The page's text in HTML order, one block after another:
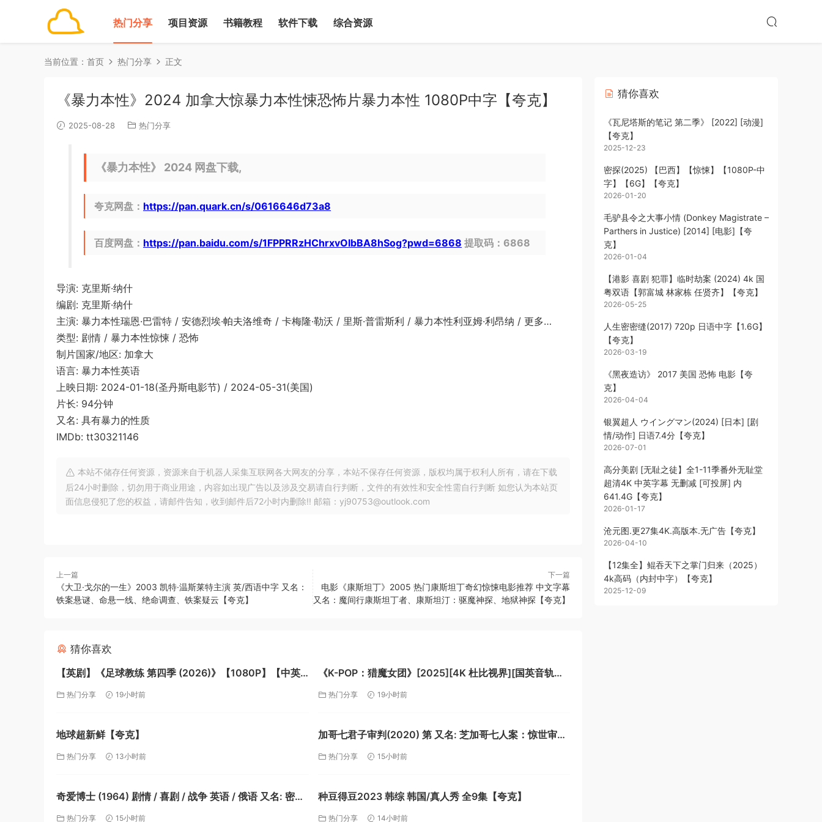
热门分享 项目资源 书籍教程 软件下载 综合资源
当前位置： 首页 热门分享 正文
《暴力本性》2024 加拿大惊暴力本性悚恐怖片暴力本性 1080P中字【夸克】
2025-08-28 热门分享
《暴力本性》 2024 网盘下载,
夸克网盘： https://pan.quark.cn/s/0616646d73a8
百度网盘： https://pan.baidu.com/s/1FPPRRzHChrxvOIbBA8hSog?pwd=6868 提取码：6868
导演: 克里斯·纳什
编剧: 克里斯·纳什
主演: 暴力本性瑞恩·巴雷特 / 安德烈埃·帕夫洛维奇 / 卡梅隆·勒沃 / 里斯·普雷斯利 / 暴力本性利亚姆·利昂纳 / 更多…
类型: 剧情 / 暴力本性惊悚 / 恐怖
制片国家/地区: 加拿大
语言: 暴力本性英语
上映日期: 2024-01-18(圣丹斯电影节) / 2024-05-31(美国)
片长: 94分钟
又名: 具有暴力的性质
IMDb: tt30321146
本站不储存任何资源，资源来自于机器人采集互联网各大网友的分享，本站不保存任何资源，版权均属于权利人所有，请在下载
后24小时删除，切勿用于商业用途，内容如出现广告以及涉及交易请自行判断，文件的有效性和安全性需自行判断 如您认为本站页
面信息侵犯了您的权益，请邮件告知，收到邮件后72小时内删除!! 邮箱：yj90753@outlook.com
上一篇
《大卫·戈尔的一生》2003 凯特·温斯莱特主演 英/西语中字 又名：
铁案悬谜、命悬一线、绝命调查、铁案疑云【夸克】
下一篇
电影《康斯坦丁》2005 热门康斯坦丁奇幻惊悚电影推荐 中文字幕
又名：魔间行康斯坦丁者、康斯坦汀：驱魔神探、地狱神探【夸克】
猜你喜欢
【英剧】《足球教练 第四季 (2026)》【1080P】【中英
字幕】【附前三季】【夸克】
热门分享 19小时前
《K-POP：猎魔女团》[2025][4K 杜比视界][国英音轨中
文字幕][12.4GB]【夸克】
热门分享 19小时前
地球超新鲜【夸克】
热门分享 13小时前
加哥七君子审判(2020) 第 又名: 芝加哥七人案：惊世审判
(港/台) 英语中字【夸克】
热门分享 15小时前
奇爱博士 (1964) 剧情 / 喜剧 / 战争 英语 / 俄语 又名: 密码
114(港) / 奇爱博士或者我如何学会停止恐惧并爱上炸弹
热门分享 15小时前
种豆得豆2023 韩综 韩国/真人秀 全9集【夸克】
热门分享 14小时前
猜你喜欢
《瓦尼塔斯的笔记 第二季》 [2022] [动漫]
【夸克】
2025-12-23
密探(2025) 【巴西】【惊悚】【1080P-中
字】【6G】【夸克】
2026-01-20
毛驴县令之大事小情 (Donkey Magistrate –
Parthers in Justice) [2014] [电影]【夸
克】
2026-01-04
【港影 喜剧 犯罪】临时劫案 (2024) 4k 国
粤双语【郭富城 林家栋 任贤齐】【夸克】
2026-05-25
人生密密缝(2017) 720p 日语中字【1.6G】
【夸克】
2026-03-19
《黑夜造访》 2017 美国 恐怖 电影【夸
克】
2026-04-04
银翼超人 ウイングマン(2024) [日本] [剧
情/动作] 日语7.4分【夸克】
2026-07-01
高分美剧 [无耻之徒】全1-11季番外无耻堂
超清4K 中英字幕 无删减 [可投屏] 内
641.4G【夸克】
2026-01-17
沧元图.更27集4K.高版本.无广告【夸克】
2026-04-10
【12集全】鲲吞天下之掌门归来（2025）
4k高码（内封中字）【夸克】
2025-12-09